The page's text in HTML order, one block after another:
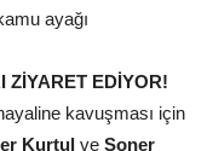
ayağı
ZİYARET EDİYOR!
kavuşması için
Kurtul ve Soner